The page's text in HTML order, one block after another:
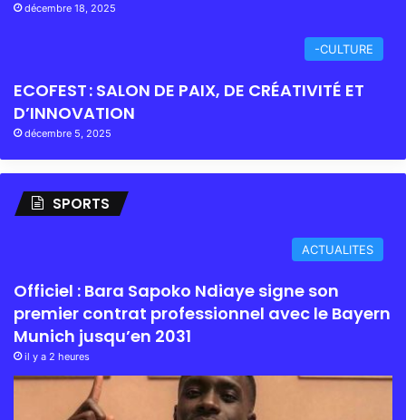
décembre 18, 2025
-CULTURE
ECOFEST : SALON DE PAIX, DE CRÉATIVITÉ ET
D’INNOVATION
décembre 5, 2025
SPORTS
ACTUALITES
Officiel : Bara Sapoko Ndiaye signe son
premier contrat professionnel avec le Bayern
Munich jusqu’en 2031
il y a 2 heures